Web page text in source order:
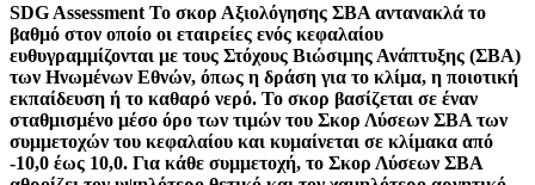
SDG Assessment Το σκορ Αξιολόγησης ΣΒΑ αντανακλά το
βαθμό στον οποίο οι εταιρείες ενός κεφαλαίου
ευθυγραμμίζονται με τους Στόχους Βιώσιμης Ανάπτυξης (ΣΒΑ)
των Ηνωμένων Εθνών, όπως η δράση για το κλίμα, η ποιοτική
εκπαίδευση ή το καθαρό νερό. Το σκορ βασίζεται σε έναν
σταθμισμένο μέσο όρο των τιμών του Σκορ Λύσεων ΣΒΑ των
συμμετοχών του κεφαλαίου και κυμαίνεται σε κλίμακα από
-10,0 έως 10,0. Για κάθε συμμετοχή, το Σκορ Λύσεων ΣΒΑ